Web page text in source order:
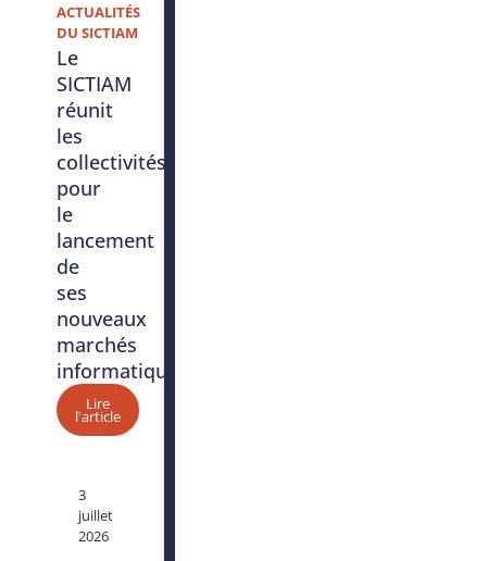
ACTUALITÉS
DU SICTIAM
Le
SICTIAM
réunit
les
collectivités
pour
le
lancement
de
ses
nouveaux
marchés
informatiques
Lire
l'article
3
juillet
2026